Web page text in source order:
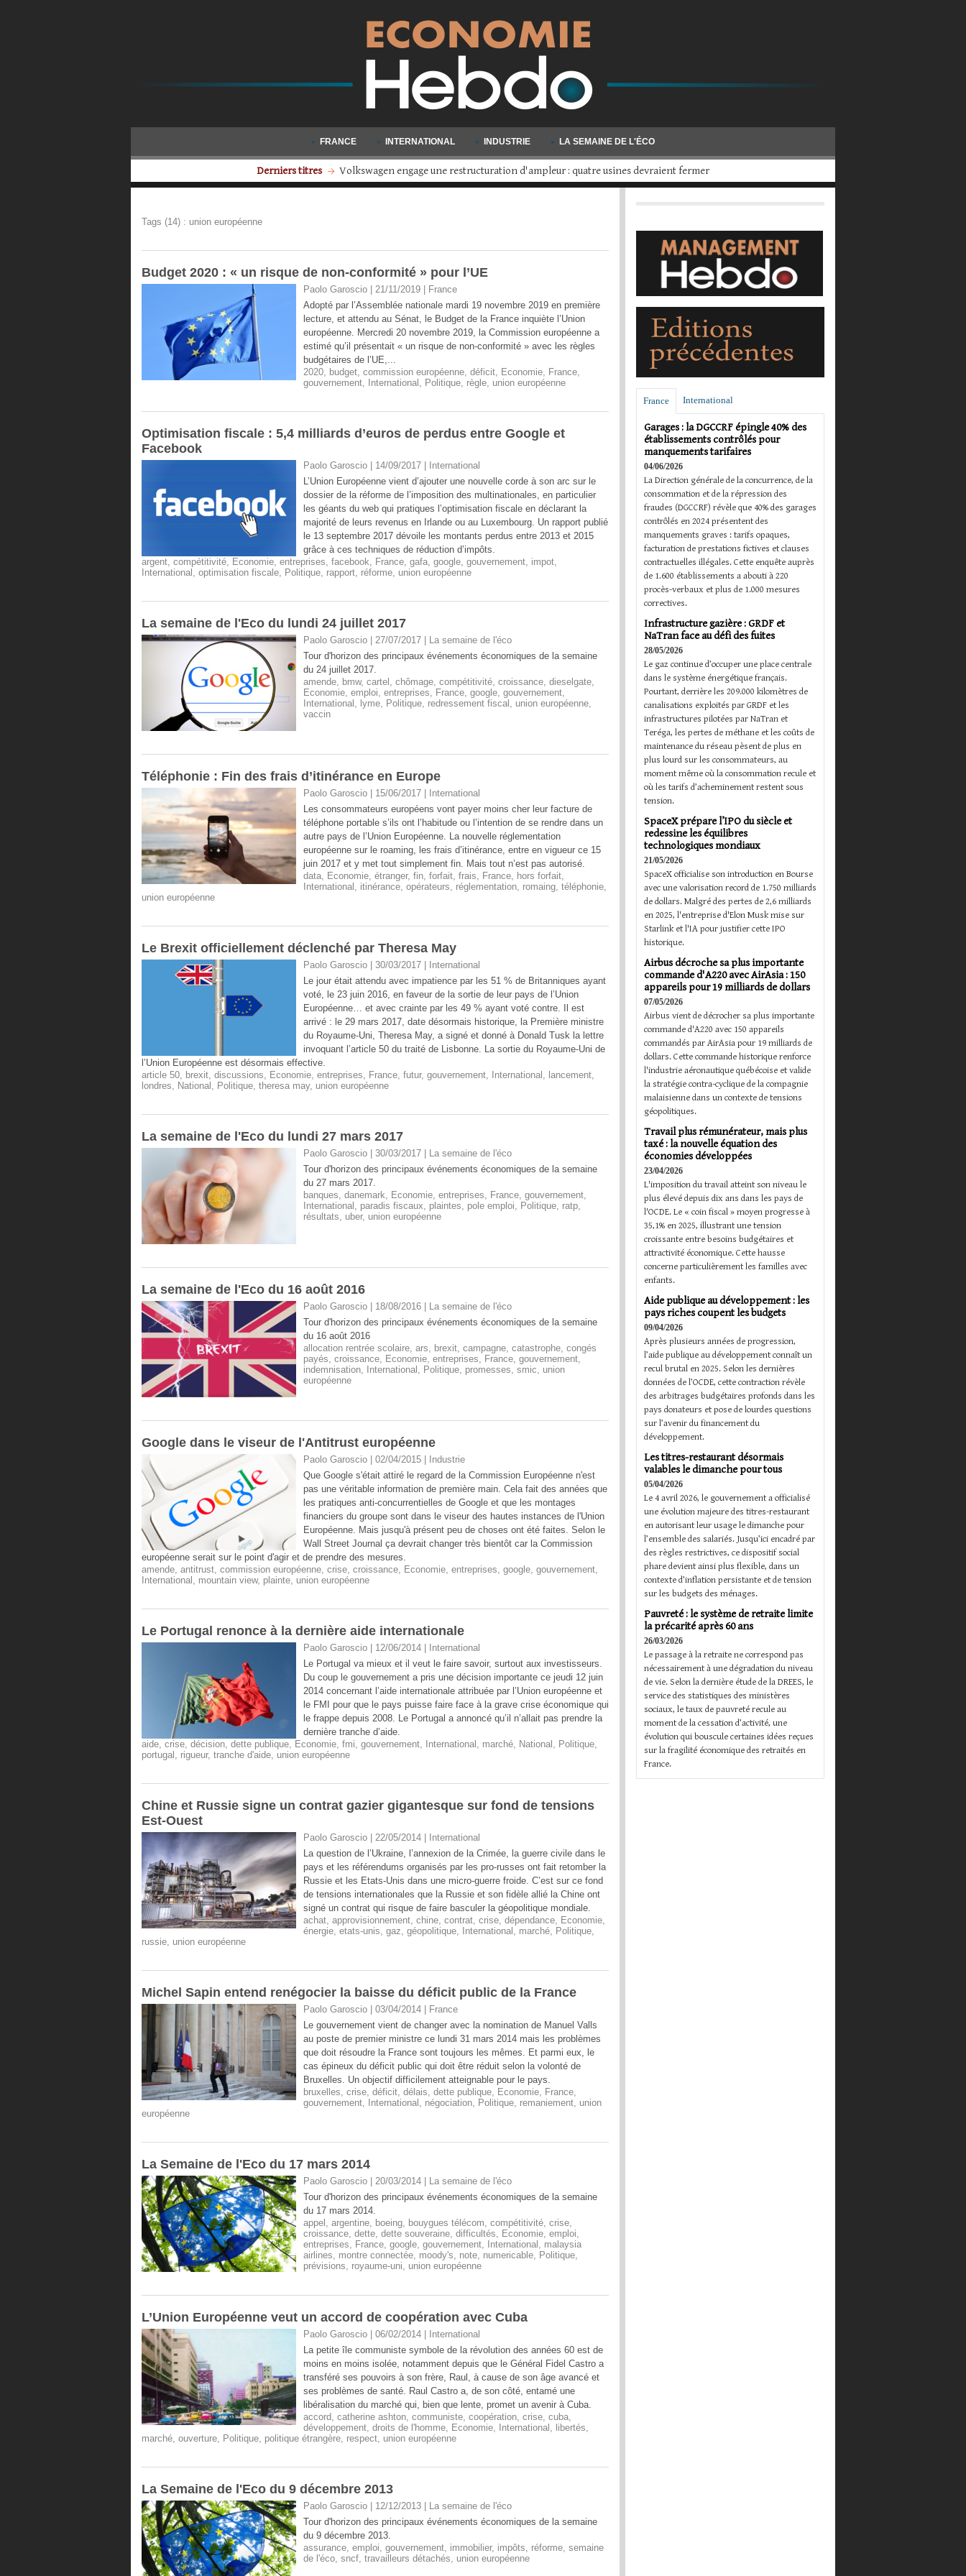
FRANCE INTERNATIONAL INDUSTRIE LA SEMAINE DE L'ÉCO
Derniers titres Millionnaires : un million de personnes sont venues grossir les rangs en 2025, a calculé UBS
Tags (14) : union européenne
Budget 2020 : « un risque de non-conformité » pour l’UE
Paolo Garoscio | 21/11/2019
France
Adopté par l’Assemblée nationale mardi 19 novembre 2019 en première
lecture, et attendu au Sénat, le Budget de la France inquiète l’Union
européenne. Mercredi 20 novembre 2019, la Commission européenne a
estimé qu’il présentait « un risque de non-conformité » avec les règles
budgétaires de l’UE,...
2020, budget, commission européenne, déficit, Economie, France,
gouvernement, International , Politique, règle, union européenne
Optimisation fiscale : 5,4 milliards d’euros de perdus entre Google et
Facebook
Paolo Garoscio | 14/09/2017
International
L’Union Européenne vient d’ajouter une nouvelle corde à son arc sur le
dossier de la réforme de l’imposition des multinationales, en particulier
les géants du web qui pratiques l’optimisation fiscale en déclarant la
majorité de leurs revenus en Irlande ou au Luxembourg. Un rapport publié
le 13 septembre 2017 dévoile les montants perdus entre 2013 et 2015
grâce à ces techniques de réduction d’impôts.
argent, compétitivité, Economie, entreprises, facebook, France, gafa, google, gouvernement, impot,
International , optimisation fiscale, Politique, rapport, réforme, union européenne
La semaine de l'Eco du lundi 24 juillet 2017
Paolo Garoscio | 27/07/2017
La semaine de l'éco
Tour d'horizon des principaux événements économiques de la semaine
du 24 juillet 2017.
amende, bmw, cartel , chômage, compétitivité, croissance, dieselgate,
Economie, emploi, entreprises, France, google, gouvernement,
International , lyme, Politique, redressement fiscal , union européenne,
vaccin
Téléphonie : Fin des frais d’itinérance en Europe
Paolo Garoscio | 15/06/2017
International
Les consommateurs européens vont payer moins cher leur facture de
téléphone portable s’ils ont l’habitude ou l’intention de se rendre dans un
autre pays de l’Union Européenne. La nouvelle réglementation
européenne sur le roaming, les frais d’itinérance, entre en vigueur ce 15
juin 2017 et y met tout simplement fin. Mais tout n’est pas autorisé.
data, Economie, étranger, fin, forfait, frais, France, hors forfait,
International , itinérance, opérateurs, réglementation, romaing, téléphonie,
union européenne
Le Brexit officiellement déclenché par Theresa May
Paolo Garoscio | 30/03/2017
International
Le jour était attendu avec impatience par les 51 % de Britanniques ayant
voté, le 23 juin 2016, en faveur de la sortie de leur pays de l’Union
Européenne… et avec crainte par les 49 % ayant voté contre. Il est
arrivé : le 29 mars 2017, date désormais historique, la Première ministre
du Royaume-Uni, Theresa May, a signé et donné à Donald Tusk la lettre
invoquant l’article 50 du traité de Lisbonne. La sortie du Royaume-Uni de
l’Union Européenne est désormais effective.
article 50, brexit, discussions, Economie, entreprises, France, futur, gouvernement, International , lancement,
londres, National , Politique, theresa may, union européenne
La semaine de l'Eco du lundi 27 mars 2017
Paolo Garoscio | 30/03/2017
La semaine de l'éco
Tour d'horizon des principaux événements économiques de la semaine
du 27 mars 2017.
banques, danemark, Economie, entreprises, France, gouvernement,
International , paradis fiscaux, plaintes, pole emploi, Politique, ratp,
résultats, uber, union européenne
La semaine de l'Eco du 16 août 2016
Paolo Garoscio | 18/08/2016
La semaine de l'éco
Tour d'horizon des principaux événements économiques de la semaine
du 16 août 2016
allocation rentrée scolaire, ars, brexit, campagne, catastrophe, congés
payés, croissance, Economie, entreprises, France, gouvernement,
indemnisation, International , Politique, promesses, smic, union
européenne
​Google dans le viseur de l'Antitrust européenne
Paolo Garoscio | 02/04/2015
Industrie
Que Google s'était attiré le regard de la Commission Européenne n'est
pas une véritable information de première main. Cela fait des années que
les pratiques anti-concurrentielles de Google et que les montages
financiers du groupe sont dans le viseur des hautes instances de l'Union
Européenne. Mais jusqu'à présent peu de choses ont été faites. Selon le
Wall Street Journal ça devrait changer très bientôt car la Commission
européenne serait sur le point d'agir et de prendre des mesures.
amende, antitrust, commission européenne, crise, croissance, Economie, entreprises, google, gouvernement,
International , mountain view, plainte, union européenne
Le Portugal renonce à la dernière aide internationale
Paolo Garoscio | 12/06/2014
International
Le Portugal va mieux et il veut le faire savoir, surtout aux investisseurs.
Du coup le gouvernement a pris une décision importante ce jeudi 12 juin
2014 concernant l’aide internationale attribuée par l’Union européenne et
le FMI pour que le pays puisse faire face à la grave crise économique qui
le frappe depuis 2008. Le Portugal a annoncé qu’il n’allait pas prendre la
dernière tranche d’aide.
aide, crise, décision, dette publique, Economie, fmi, gouvernement, International , marché, National , Politique,
portugal , rigueur, tranche d'aide, union européenne
Chine et Russie signe un contrat gazier gigantesque sur fond de tensions
Est-Ouest
Paolo Garoscio | 22/05/2014
International
La question de l’Ukraine, l’annexion de la Crimée, la guerre civile dans le
pays et les référendums organisés par les pro-russes ont fait retomber la
Russie et les Etats-Unis dans une micro-guerre froide. C’est sur ce fond
de tensions internationales que la Russie et son fidèle allié la Chine ont
signé un contrat qui risque de faire basculer la géopolitique mondiale.
achat, approvisionnement, chine, contrat, crise, dépendance, Economie,
énergie, etats-unis, gaz, géopolitique, International , marché, Politique,
russie, union européenne
Michel Sapin entend renégocier la baisse du déficit public de la France
Paolo Garoscio | 03/04/2014
France
Le gouvernement vient de changer avec la nomination de Manuel Valls
au poste de premier ministre ce lundi 31 mars 2014 mais les problèmes
que doit résoudre la France sont toujours les mêmes. Et parmi eux, le
cas épineux du déficit public qui doit être réduit selon la volonté de
Bruxelles. Un objectif difficilement atteignable pour le pays.
bruxelles, crise, déficit, délais, dette publique, Economie, France,
gouvernement, International , négociation, Politique, remaniement, union
européenne
La Semaine de l'Eco du 17 mars 2014
Paolo Garoscio | 20/03/2014
La semaine de l'éco
Tour d'horizon des principaux événements économiques de la semaine
du 17 mars 2014.
appel , argentine, boeing, bouygues télécom, compétitivité, crise,
croissance, dette, dette souveraine, difficultés, Economie, emploi,
entreprises, France, google, gouvernement, International , malaysia
airlines, montre connectée, moody's, note, numericable, Politique,
prévisions, royaume-uni, union européenne
L’Union Européenne veut un accord de coopération avec Cuba
Paolo Garoscio | 06/02/2014
International
La petite île communiste symbole de la révolution des années 60 est de
moins en moins isolée, notamment depuis que le Général Fidel Castro a
transféré ses pouvoirs à son frère, Raul, à cause de son âge avancé et
ses problèmes de santé. Raul Castro a, de son côté, entamé une
libéralisation du marché qui, bien que lente, promet un avenir à Cuba.
accord, catherine ashton, communiste, coopération, crise, cuba,
développement, droits de l'homme, Economie, International , libertés,
marché, ouverture, Politique, politique étrangère, respect, union européenne
La Semaine de l'Eco du 9 décembre 2013
Paolo Garoscio | 12/12/2013
La semaine de l'éco
Tour d'horizon des principaux événements économiques de la semaine
du 9 décembre 2013.
assurance, emploi, gouvernement, immobilier, impôts, réforme, semaine
de l'éco, sncf, travailleurs détachés, union européenne
France International
Garages : la DGCCRF épingle 40% des
établissements contrôlés pour
manquements tarifaires
04/06/2026
La Direction générale de la concurrence, de la
consommation et de la répression des
fraudes (DGCCRF) révèle que 40% des garages
contrôlés en 2024 présentent des
manquements graves : tarifs opaques,
facturation de prestations fictives et clauses
contractuelles illégales. Cette enquête auprès
de 1.600 établissements a abouti à 220
procès-verbaux et plus de 1.000 mesures
correctives.
Infrastructure gazière : GRDF et
NaTran face au défi des fuites
28/05/2026
Le gaz continue d’occuper une place centrale
dans le système énergétique français.
Pourtant, derrière les 209.000 kilomètres de
canalisations exploités par GRDF et les
infrastructures pilotées par NaTran et
Teréga, les pertes de méthane et les coûts de
maintenance du réseau pèsent de plus en
plus lourd sur les consommateurs, au
moment même où la consommation recule et
où les tarifs d’acheminement restent sous
tension.
SpaceX prépare l’IPO du siècle et
redessine les équilibres
technologiques mondiaux
21/05/2026
SpaceX officialise son introduction en Bourse
avec une valorisation record de 1.750 milliards
de dollars. Malgré des pertes de 2,6 milliards
en 2025, l'entreprise d'Elon Musk mise sur
Starlink et l'IA pour justifier cette IPO
historique.
Airbus décroche sa plus importante
commande d'A220 avec AirAsia : 150
appareils pour 19 milliards de dollars
07/05/2026
Airbus vient de décrocher sa plus importante
commande d'A220 avec 150 appareils
commandés par AirAsia pour 19 milliards de
dollars. Cette commande historique renforce
l'industrie aéronautique québécoise et valide
la stratégie contra-cyclique de la compagnie
malaisienne dans un contexte de tensions
géopolitiques.
Travail plus rémunérateur, mais plus
taxé : la nouvelle équation des
économies développées
23/04/2026
L'imposition du travail atteint son niveau le
plus élevé depuis dix ans dans les pays de
l'OCDE. Le « coin fiscal » moyen progresse à
35,1% en 2025, illustrant une tension
croissante entre besoins budgétaires et
attractivité économique. Cette hausse
concerne particulièrement les familles avec
enfants.
Aide publique au développement : les
pays riches coupent les budgets
09/04/2026
Après plusieurs années de progression,
l’aide publique au développement connaît un
recul brutal en 2025. Selon les dernières
données de l’OCDE, cette contraction révèle
des arbitrages budgétaires profonds dans les
pays donateurs et pose de lourdes questions
sur l’avenir du financement du
développement.
Les titres-restaurant désormais
valables le dimanche pour tous
05/04/2026
Le 4 avril 2026, le gouvernement a officialisé
une évolution majeure des titres-restaurant
en autorisant leur usage le dimanche pour
l’ensemble des salariés. Jusqu’ici encadré par
des règles restrictives, ce dispositif social
phare devient ainsi plus flexible, dans un
contexte d’inflation persistante et de tension
sur les budgets des ménages.
Pauvreté : le système de retraite limite
la précarité après 60 ans
26/03/2026
Le passage à la retraite ne correspond pas
nécessairement à une dégradation du niveau
de vie. Selon la dernière étude de la DREES, le
service des statistiques des ministères
sociaux, le taux de pauvreté recule au
moment de la cessation d’activité, une
évolution qui bouscule certaines idées reçues
sur la fragilité économique des retraités en
France.